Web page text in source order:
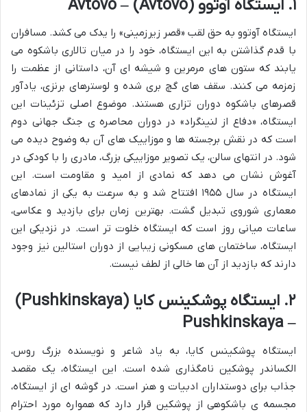
۱. ایستگاه آوتوو (Avtovo) – Avtovo
ایستگاه آوتوو به حق لقب «قصر زیرزمینی» را یدک می کشد. مسافران
با قدم گذاشتن به این ایستگاه، خود را در میان تالاری باشکوه می
یابند که ستون های مرمرین و شیشه ای آن، داستانی از عظمت را
زمزمه می کنند. سقف های گچ بری شده و لوسترهای برنزی، یادآور
قصرهای باشکوه دوران تزاری هستند. موضوع اصلی تزئینات این
ایستگاه، «دفاع از لنینگراد» در دوران محاصره ی جنگ جهانی دوم
است که در نقش برجسته ها و موزاییک های آن به وضوح دیده می
شود. در انتهای سالن، یک تصویر موزاییکی بزرگ، مادری را با کودکی در
آغوش نشان می دهد که نمادی از امید و مقاومت است. این
ایستگاه در سال ۱۹۵۵ افتتاح شد و به سرعت به یکی از نمادهای
معماری شوروی تبدیل گشت. بهترین زمان برای بازدید و عکاسی،
ساعات میانی روز است که ایستگاه خلوت تر است. در نزدیکی این
ایستگاه، ساختمان های مسکونی زیبایی از دوران استالین نیز وجود
دارند که بازدید از آن ها خالی از لطف نیست.
۲. ایستگاه پوشکینس کایا (Pushkinskaya)
– Pushkinskaya
ایستگاه پوشکینس کایا، به یاد شاعر و نویسنده بزرگ روس،
الکساندر پوشکین نامگذاری شده است. این ایستگاه، یک مقصد
جذاب برای دوستداران ادبیات و هنر است. در گوشه ای از ایستگاه،
مجسمه ی باشکوهی از پوشکین قرار دارد که همواره مورد احترام